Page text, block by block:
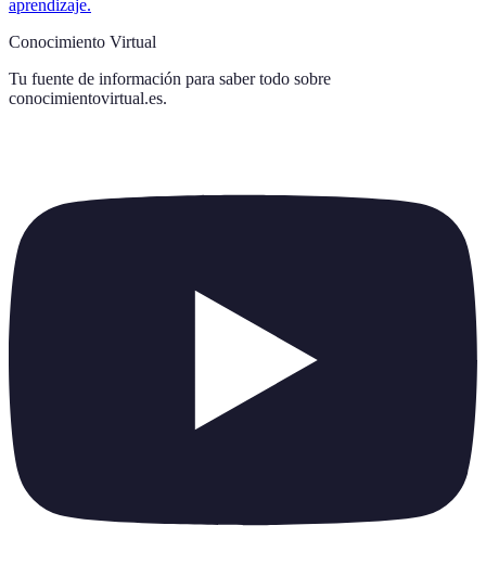
aprendizaje.
Conocimiento Virtual
Tu fuente de información para saber todo sobre
conocimientovirtual.es.